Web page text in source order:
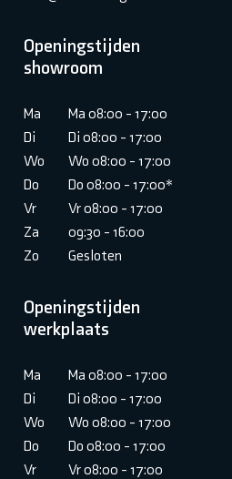
Openingstijden
showroom
Ma
Ma 08:00 - 17:00
Di
Di 08:00 - 17:00
Wo
Wo 08:00 - 17:00
Do
Do 08:00 - 17:00*
Vr
Vr 08:00 - 17:00
Za
09:30 - 16:00
Zo
Gesloten
Openingstijden
werkplaats
Ma
Ma 08:00 - 17:00
Di
Di 08:00 - 17:00
Wo
Wo 08:00 - 17:00
Do
Do 08:00 - 17:00
Vr
Vr 08:00 - 17:00